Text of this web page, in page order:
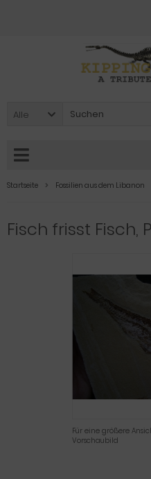
Alle
Startseite Fossilien aus dem Libanon
Fisch frisst Fisch,
Für eine größere
Vorschaubild